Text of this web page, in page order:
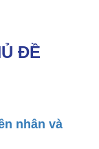
ĐỀ
nhân và